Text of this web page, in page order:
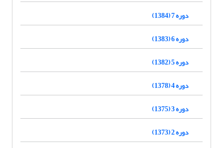
دوره 7 (1384)
دوره 6 (1383)
دوره 5 (1382)
دوره 4 (1378)
دوره 3 (1375)
دوره 2 (1373)